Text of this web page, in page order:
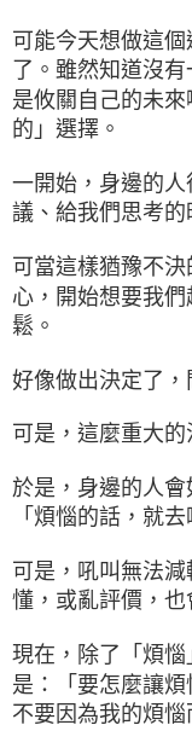
可能今天想做這
了。雖然知道沒
是攸關自己的未
的」選擇。
一開始，身邊的
議、給我們思考的
可當這樣猶豫不
心，開始想要我
鬆。
好像做出決定了，
可是，這麼重大的
於是，身邊的人會
「煩惱的話，就
可是，吼叫無法
懂，或亂評價，也
現在，除了「煩
是：「要怎麼讓
不要因為我的煩惱